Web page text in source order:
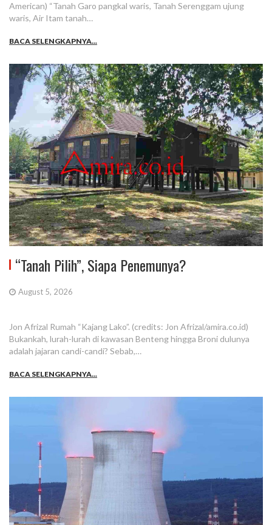
American) “Tanah Garo pangkal waris, Tanah Serenggam ujung
waris, Air Itam tanah…
BACA SELENGKAPNYA...
“Tanah Pilih”, Siapa Penemunya?
August 5, 2026
Jon Afrizal Rumah “Kajang Lako”. (credits: Jon Afrizal/amira.co.id)
Bukankah, lurah-lurah di kawasan Benteng hingga Broni dulunya
adalah jajaran candi-candi? Sebab,…
BACA SELENGKAPNYA...